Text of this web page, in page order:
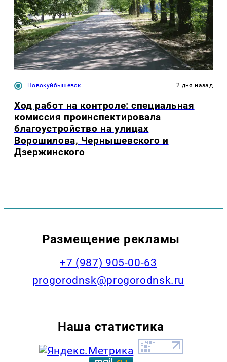
Новокуйбышевск 2 дня назад
Ход работ на контроле: специальная
комиссия проинспектировала
благоустройство на улицах
Ворошилова, Чернышевского и
Дзержинского
Размещение рекламы
+7 (987) 905-00-63
progorodnsk@progorodnsk.ru
Наша статистика